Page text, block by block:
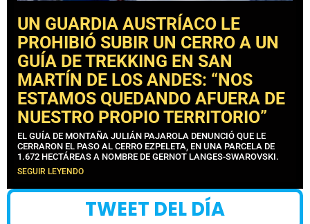
UN GUARDIA AUSTRÍACO LE
PROHIBIÓ SUBIR UN CERRO A UN
GUÍA DE TREKKING EN SAN
MARTÍN DE LOS ANDES: “NOS
ESTAMOS QUEDANDO AFUERA DE
NUESTRO PROPIO TERRITORIO”
EL GUÍA DE MONTAÑA JULIÁN PAJAROLA DENUNCIÓ QUE LE
CERRARON EL PASO AL CERRO EZPELETA, EN UNA PARCELA DE
1.672 HECTÁREAS A NOMBRE DE GERNOT LANGES-SWAROVSKI.
SEGUIR LEYENDO
TWEET DEL DÍA